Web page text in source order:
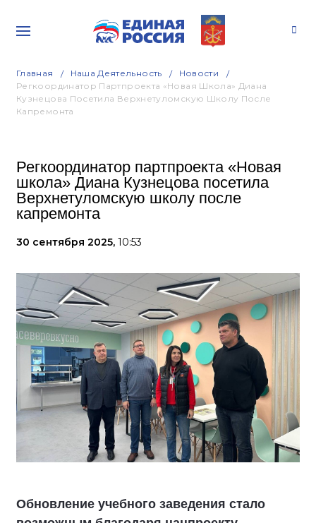
Главная Наша Деятельность
Новости
Регкоординатор Партпроекта «Новая Школа» Диана
Кузнецова Посетила Верхнетуломскую Школу После
Капремонта
Регкоординатор партпроекта «Новая
школа» Диана Кузнецова посетила
Верхнетуломскую школу после
капремонта
30 сентября 2025, 10:53
Обновление учебного заведения стало